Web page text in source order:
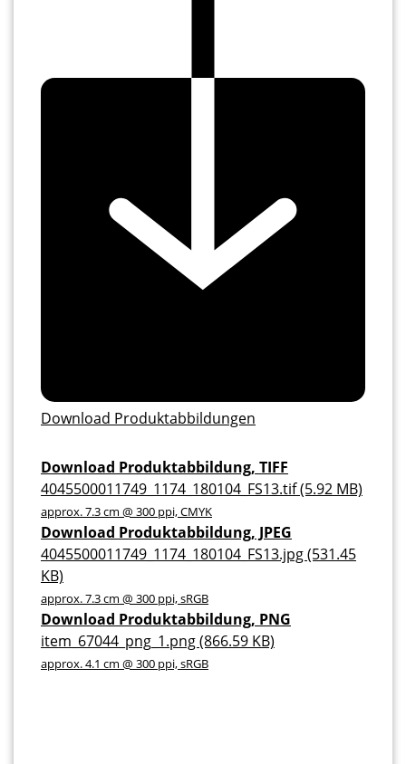
Download Produktabbildungen
Download Produktabbildung, TIFF
4045500011749_1174_180104_FS13.tif (5.92 MB)
approx. 7.3 cm @ 300 ppi, CMYK
Download Produktabbildung, JPEG
4045500011749_1174_180104_FS13.jpg (531.45
KB)
approx. 7.3 cm @ 300 ppi, sRGB
Download Produktabbildung, PNG
item_67044_png_1.png (866.59 KB)
approx. 4.1 cm @ 300 ppi, sRGB